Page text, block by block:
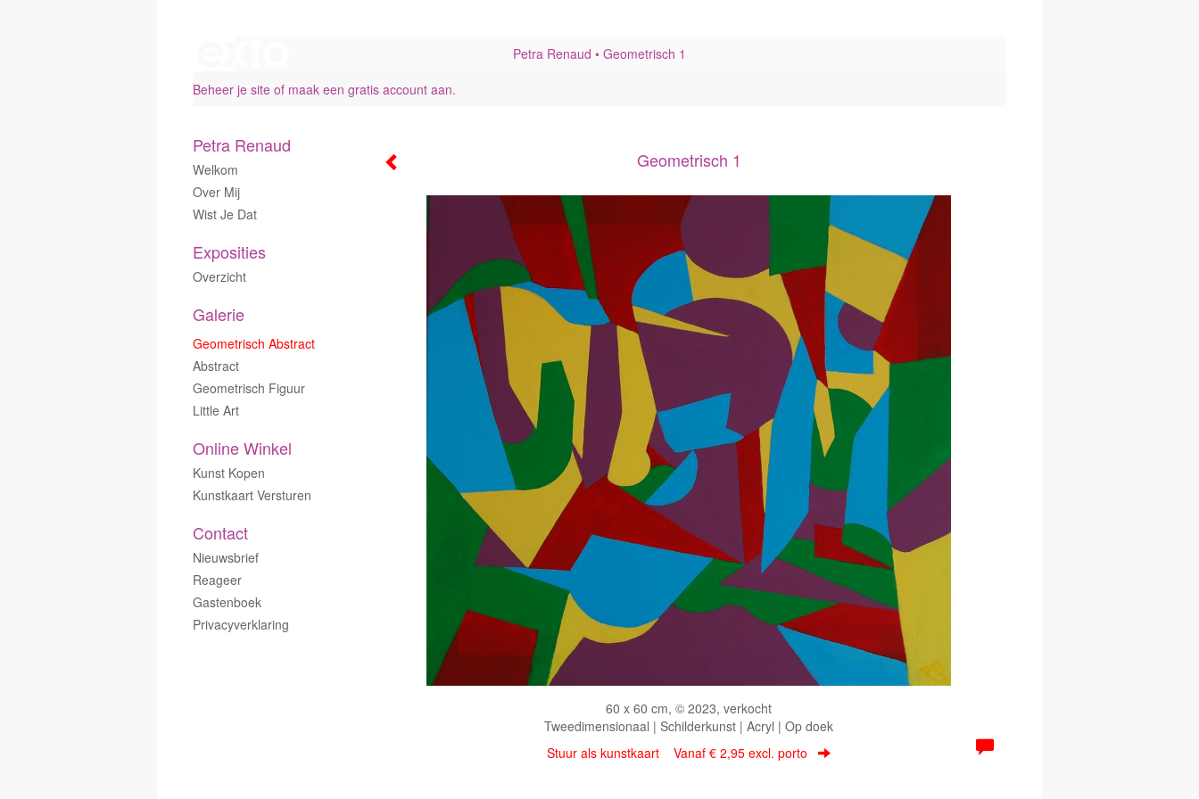
Petra Renaud
Geometrisch 1
Beheer je site of maak een gratis account aan.
Geometrisch 1
60 x 60 cm, © 2023, verkocht
Tweedimensionaal | Schilderkunst | Acryl | Op doek
Stuur als kunstkaart Vanaf € 2,95 excl. porto
Petra Renaud
Welkom
Over Mij
Wist Je Dat
Exposities
Overzicht
Galerie
Geometrisch Abstract
Abstract
Geometrisch Figuur
Little Art
Online Winkel
Kunst Kopen
Kunstkaart Versturen
Contact
Nieuwsbrief
Reageer
Gastenboek
Privacyverklaring